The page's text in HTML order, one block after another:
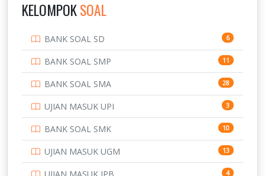
KELOMPOKSOAL
BANK SOAL SD 6
BANK SOAL SMP 11
BANK SOAL SMA 28
UJIAN MASUK UPI 3
BANK SOAL SMK 10
UJIAN MASUK UGM 13
4